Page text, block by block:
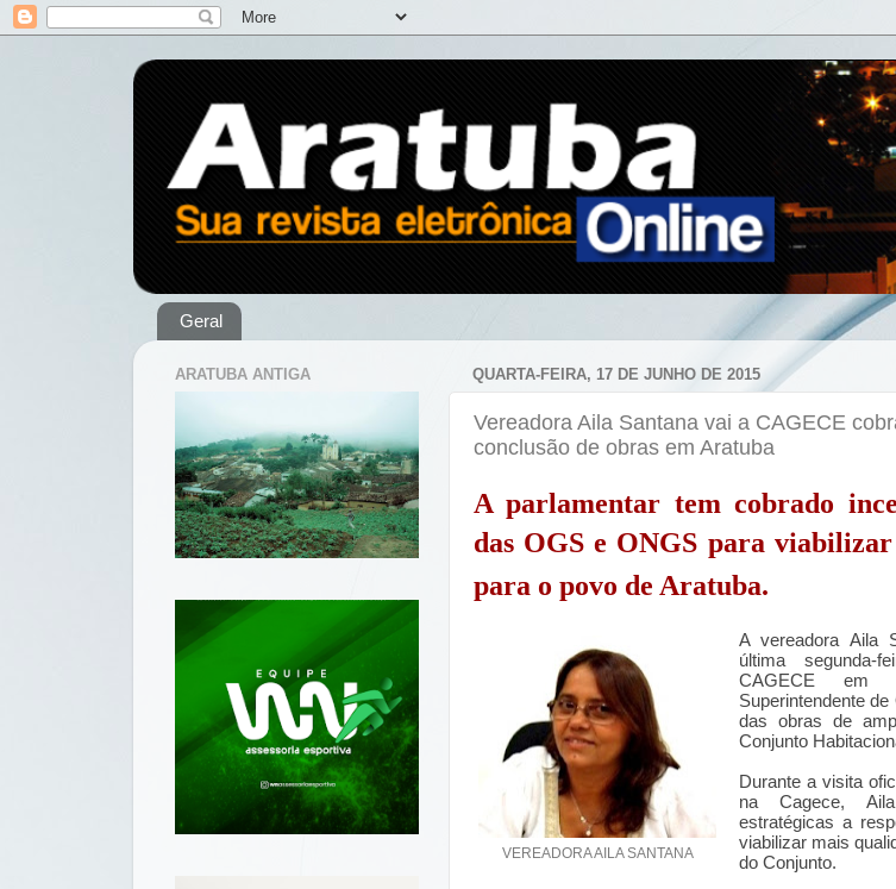
Geral
QUARTA-FEIRA, 17 DE JUNHO DE 2015
Vereadora Aila Santana vai a CAGECE
conclusão de obras em Aratuba
A parlamentar tem cobrado
das OGS e ONGS para
para o povo de Aratuba.
VEREADORA AILA SANTANA
A vereadora Aila
última
CAGECE em
Superintendente
das obras de
Conjunto
Durante a visita
na Cagece,
estratégicas a
viabilizar mais
do Conjunto.
ARATUBA ANTIGA